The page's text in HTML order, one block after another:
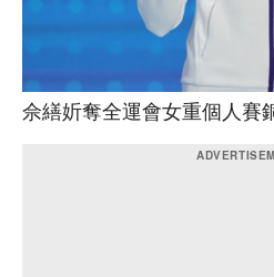
佘繕妡奪全運會女重個人賽